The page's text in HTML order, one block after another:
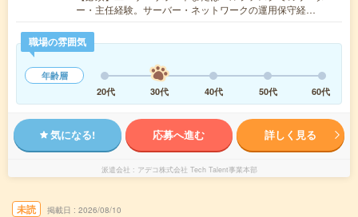
ー・主任経験。サーバー・ネットワークの運用保守経…
職場の雰囲気
年齢層
20代
30代 40代 50代 60代
気になる! 応募へ進む 詳しく見る
派遣会社 アデコ株式会社 Tech Talent事業本部
未読 掲載日 2026/08/10